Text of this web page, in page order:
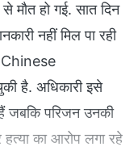
मौत हो गई. सात दिन
नहीं मिल पा रही
है. अधिकारी इसे
जबकि परिजन उनकी
हत्या का आरोप लगा रहे